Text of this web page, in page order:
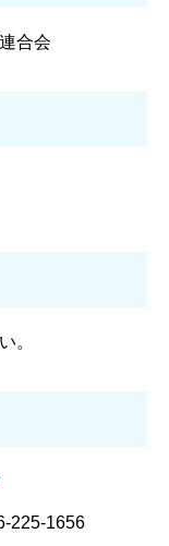
合会
。
225-1656